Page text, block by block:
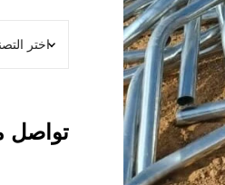
ب
ا
ل
ر
ي
ا
ض
تواصل